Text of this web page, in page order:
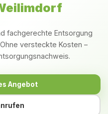
fachgerechte Entsorgung
versteckte Kosten –
Angebot